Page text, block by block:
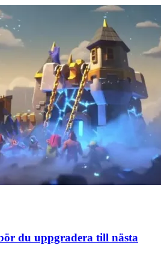
du uppgradera till nästa